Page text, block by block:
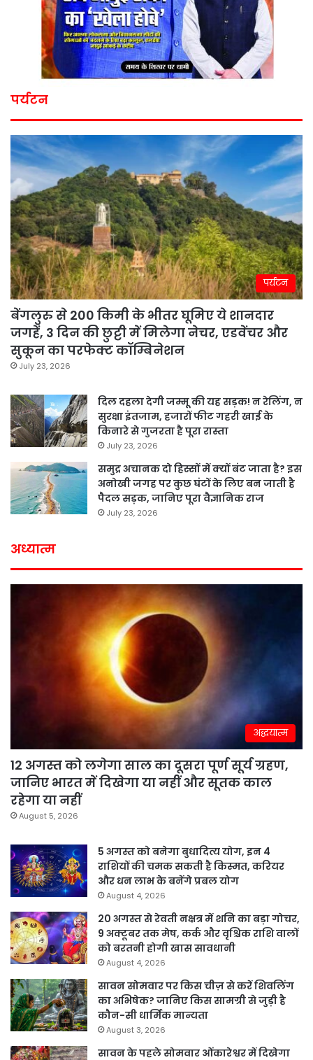
पर्यटन
पर्यटन
बेंगलुरु से 200 किमी के भीतर घूमिए ये शानदार
जगहें, 3 दिन की छुट्टी में मिलेगा नेचर, एडवेंचर और
सुकून का परफेक्ट कॉम्बिनेशन
July 23, 2026
दिल दहला देगी जम्मू की यह सड़क! न रेलिंग, न
सुरक्षा इंतजाम, हजारों फीट गहरी खाई के
किनारे से गुजरता है पूरा रास्ता
July 23, 2026
समुद्र अचानक दो हिस्सों में क्यों बंट जाता है? इस
अनोखी जगह पर कुछ घंटों के लिए बन जाती है
पैदल सड़क, जानिए पूरा वैज्ञानिक राज
July 23, 2026
अध्यात्म
अद्धयात्म
12 अगस्त को लगेगा साल का दूसरा पूर्ण सूर्य ग्रहण,
जानिए भारत में दिखेगा या नहीं और सूतक काल
रहेगा या नहीं
August 5, 2026
5 अगस्त को बनेगा बुधादित्य योग, इन 4
राशियों की चमक सकती है किस्मत, करियर
और धन लाभ के बनेंगे प्रबल योग
August 4, 2026
20 अगस्त से रेवती नक्षत्र में शनि का बड़ा गोचर,
9 अक्टूबर तक मेष, कर्क और वृश्चिक राशि वालों
को बरतनी होगी खास सावधानी
August 4, 2026
सावन सोमवार पर किस चीज़ से करें शिवलिंग
का अभिषेक? जानिए किस सामग्री से जुड़ी है
कौन-सी धार्मिक मान्यता
August 3, 2026
सावन के पहले सोमवार ओंकारेश्वर में दिखेगा